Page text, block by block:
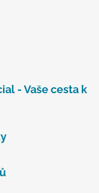
- Vaše cesta k